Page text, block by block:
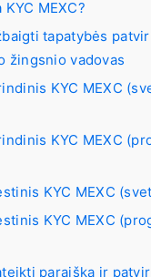
KYC MEXC?
tapatybės
žingsnio vadovas
KYC MEXC
KYC MEXC
KYC MEXC
KYC MEXC
paraišką ir